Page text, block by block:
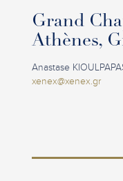
Grand
Athènes,
Anastase
xenex@xenex.gr